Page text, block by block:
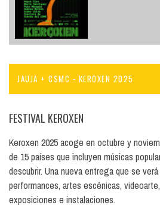
JAUJA + CSMC - KEROXEN 2025
FESTIVAL KEROXEN
Keroxen 2025 acoge en octubre y
de 15 países que incluyen músicas
descubrir. Una nueva entrega que se
performances, artes escénicas,
exposiciones e instalaciones.